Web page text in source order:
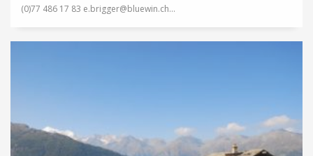
(0)77 486 17 83 e.brigger@bluewin.ch...